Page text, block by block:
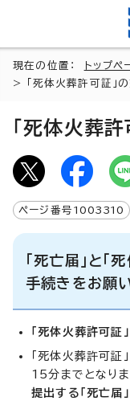
現在の位置： トップペ
> 「死体火葬許可証」
「死体火葬
ページ番号 1003310
「死亡届」と
手続きをお願い
「死体火葬許可証
「死体火葬許可
15分までとなりま
提出する「死亡届